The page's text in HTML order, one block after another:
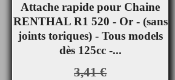
Attache rapide pour Chaine
RENTHAL R1 520 - Or - (sans
joints toriques) - Tous models
dès 125cc -...
3,41 €
Aperçu rapide